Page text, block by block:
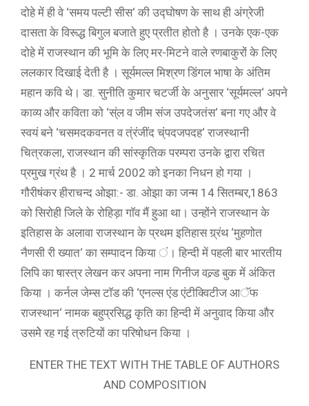
दोहे में ही वे ‘समय पल्टी सीस‘ की उद्घोषण के साथ ही अंग्रेजी
दासता के विरूद्ध बिगुल बजाते हुए प्रतीत होतो है । उनके एक-एक
दोहे में राजस्थान की भूमि के लिए मर-मिटने वाले रणबाकुरों के लिए
ललकार दिखाई देती है । सूर्यमल्ल मिश्रण डिंगल भाषा के अंतिम
महान कवि थे। डा. सुनीति कुमार चटर्जी के अनुसार ‘सूर्यमल्ल‘ अपने
काव्य और कविता को ‘स्ंल व जीम संज उपदेजतंस‘ बना गए और वे
स्वयं बने ‘चसमदकवनत व त्ंरंजींद च्ंपदजपदह‘ राजस्थानी
चित्रकला, राजस्थान की सांस्कृतिक परम्परा उनके द्वारा रचित
प्रमुख ग्रंथ है । 2 मार्च 2002 को इनका निधन हो गया ।
गौरीषंकर हीराचन्द ओझा:- डा. ओझा का जन्म 14 सितम्बर,1863
को सिरोही जिले के रोहिड़ा गाॅव मैं हुआ था। उन्होंने राजस्थान के
इतिहास के अलावा राजस्थान के प्रथम इतिहास ग्र्रंथ ‘मुहणोत
नैणसी री ख्यात‘ का सम्पादन किया ं। हिन्दी में पहली बार भारतीय
लिपि का षास्त्र लेखन कर अपना नाम गिनीज वल्र्ड बुक में अंकित
किया । कर्नल जेम्स टाॅड की ‘एनल्स एंड एंटीक्विटीज आॅफ
राजस्थान‘ नामक बहुप्रसिद्ध कृति का हिन्दी में अनुवाद किया और
उसमेे रह गई त्रुटियों का परिषोधन किया ।
ENTER THE TEXT WITH THE TABLE OF AUTHORS
AND COMPOSITION